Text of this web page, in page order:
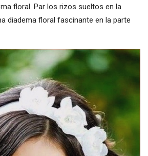
floral. Par los rizos sueltos en la
diadema floral fascinante en la parte